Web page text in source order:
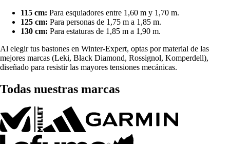
115 cm: Para esquiadores entre 1,60 m y 1,70 m.
125 cm: Para personas de 1,75 m a 1,85 m.
130 cm: Para estaturas de 1,85 m a 1,90 m.
Al elegir tus bastones en Winter-Expert, optas por material de las
mejores marcas (Leki, Black Diamond, Rossignol, Komperdell),
diseñado para resistir las mayores tensiones mecánicas.
Todas nuestras marcas